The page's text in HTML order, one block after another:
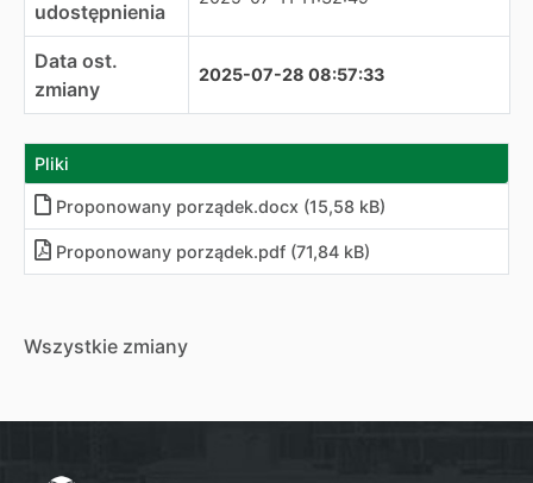
udostępnienia
Data ost.
zmiany
2025-07-28 08:57:33
Pliki
Proponowany porządek.docx (15,58 kB)
Proponowany porządek.pdf (71,84 kB)
Wszystkie zmiany